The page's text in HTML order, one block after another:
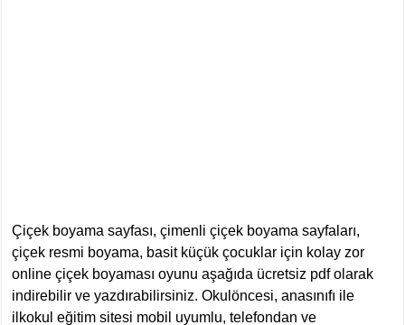
Çiçek boyama sayfası, çimenli çiçek boyama sayfaları,
çiçek resmi boyama, basit küçük çocuklar için kolay zor
online çiçek boyaması oyunu aşağıda ücretsiz pdf olarak
indirebilir ve yazdırabilirsiniz. Okulöncesi, anasınıfı ile
ilkokul eğitim sitesi mobil uyumlu, telefondan ve